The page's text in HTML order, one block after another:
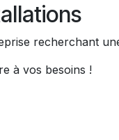
recherchant
à vos besoins !